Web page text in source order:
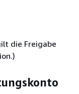
die Freigabe